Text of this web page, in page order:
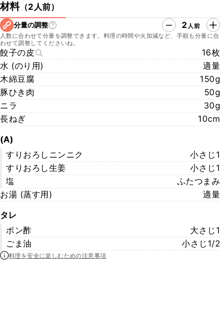
材料（2人前）
分量の調整 2 人前
人数に合わせて分量を調整できます。料理の時間や火加減など、手順も分量に合
わせて調整してくださいね。
餃子の皮
16枚
水 (のり用)
適量
木綿豆腐
150g
豚ひき肉
50g
ニラ
30g
長ねぎ
10cm
(A)
すりおろしニンニク
小さじ1
すりおろし生姜
小さじ1
塩
ふたつまみ
お湯 (蒸す用)
適量
タレ
ポン酢
大さじ1
ごま油
小さじ1/2
料理を安全に楽しむための注意事項